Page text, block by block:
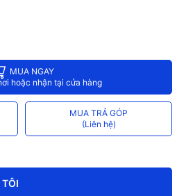
(Chống ngược sáng kỹ thuật số)
Phát hiện con người, phát hiện thú
động chủ động bằng còi hú và đèn
xanh đỏ
MUA NGAY
hoặc nhận tại cửa hàng
MUA TRẢ GÓP
(Liên hệ)
TÔI